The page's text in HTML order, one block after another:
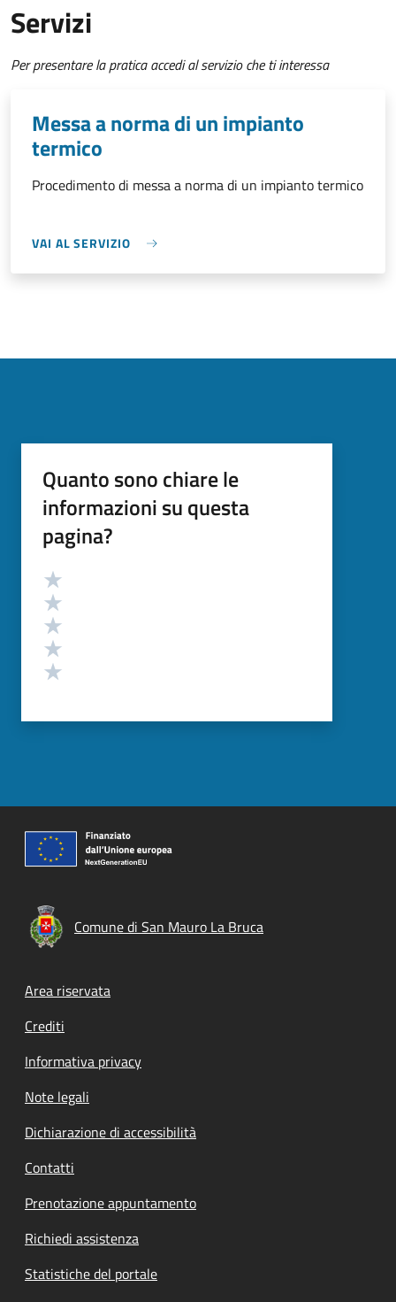
Servizi
Per presentare la pratica accedi al servizio che ti interessa
Messa a norma di un impianto
termico
Procedimento di messa a norma di un impianto termico
VAI AL SERVIZIO
Quanto sono chiare le
informazioni su questa
pagina?
Valutazione
Comune di San Mauro La Bruca
Footer menu
Area riservata
Crediti
Informativa privacy
Note legali
Dichiarazione di accessibilità
Contatti
Prenotazione appuntamento
Richiedi assistenza
Statistiche del portale